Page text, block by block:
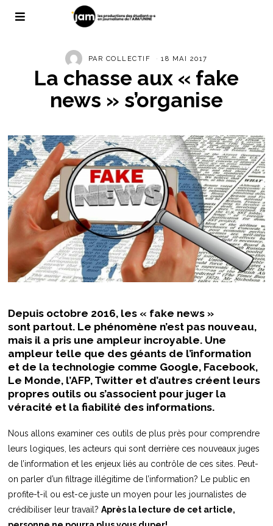
PAR COLLECTIF 18 MAI 2017
La chasse aux « fake
news » s’organise
Depuis octobre 2016, les « fake news »
sont partout. Le phénomène n’est pas nouveau,
mais il a pris une ampleur incroyable. Une
ampleur telle que des géants de l’information
et de la technologie comme Google, Facebook,
Le Monde, l’AFP, Twitter et d’autres créent leurs
propres outils ou s’associent pour juger la
véracité et la fiabilité des informations.
Nous allons examiner ces outils de plus près pour comprendre
leurs logiques, les acteurs qui sont derrière ces nouveaux juges
de l’information et les enjeux liés au contrôle de ces sites. Peut-
on parler d’un filtrage illégitime de l’information? Le public en
profite-t-il ou est-ce juste un moyen pour les journalistes de
crédibiliser leur travail?Après la lecture de cet article,